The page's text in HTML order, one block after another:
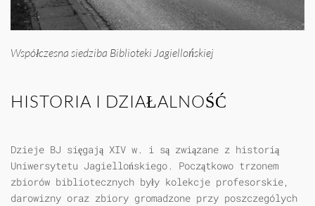
Współczesna siedziba Biblioteki Jagiellońskiej
HISTORIA I DZIAŁALNOŚĆ
Dzieje BJ sięgają XIV w. i są związane z historią
Uniwersytetu Jagiellońskiego. Początkowo trzonem
zbiorów bibliotecznych były kolekcje profesorskie,
darowizny oraz zbiory gromadzone przy poszczególych